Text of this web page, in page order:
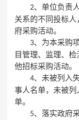
2、单位负责
关系的不同投标
府采购活动。
3、为本采购
目管理、监理、
他招标采购活动。
4、未被列入
事人名单，未被列
单。
5、落实政府